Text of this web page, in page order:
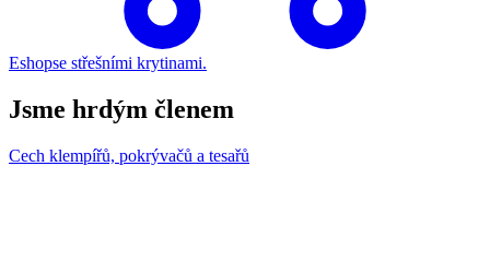
Eshopse střešními krytinami.
Jsme hrdým členem
Cech klempířů, pokrývačů a tesařů